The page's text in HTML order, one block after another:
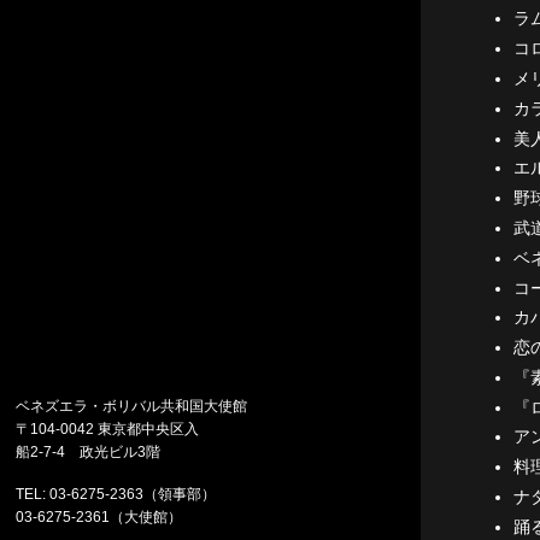
ラ
コ
メ
カ
美
エ
野
武
ベ
コ
カ
恋
ア
料
ナ
踊
ベネズエラ・ボリバル共和国大使館
〒104-0042 東京都中央区入
船2-7-4 政光ビル3階
TEL: 03-6275-2363（領事部）
03-6275-2361（大使館）